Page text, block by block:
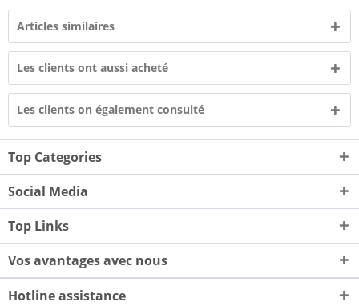
Articles similaires
Les clients ont aussi acheté
Les clients on également consulté
Top Categories
Social Media
Top Links
Vos avantages avec nous
Hotline assistance